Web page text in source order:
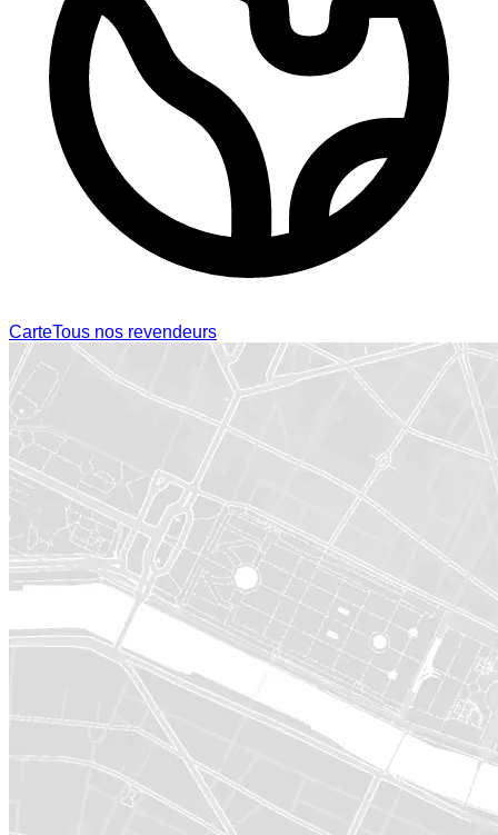
CarteTous nos revendeurs